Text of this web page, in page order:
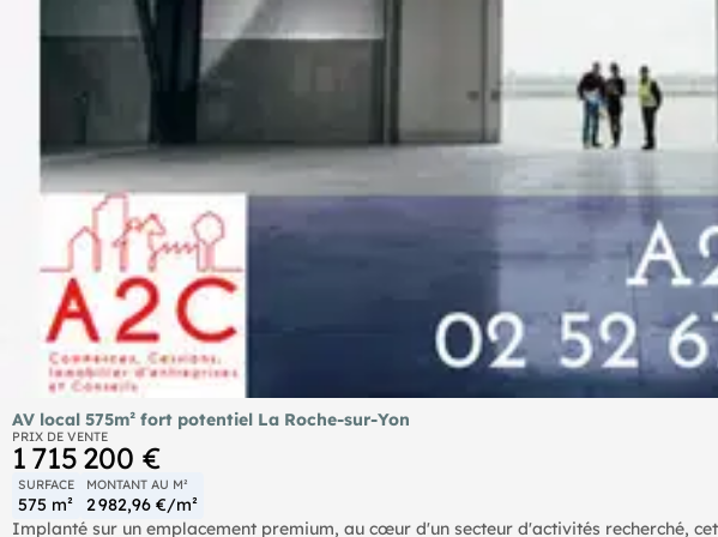
AV local 575m² fort potentiel La Roche-sur-Yon
PRIX DE VENTE
1 715 200 €
SURFACE
575 m²
MONTANT AU M²
2 982,96 €/m²
Implanté sur un emplacement premium, au cœur d'un secteur d'activités recherché,